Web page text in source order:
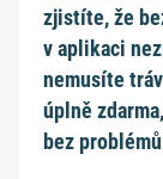
zjistíte, že
v aplikaci
nemusíte
úplně
bez